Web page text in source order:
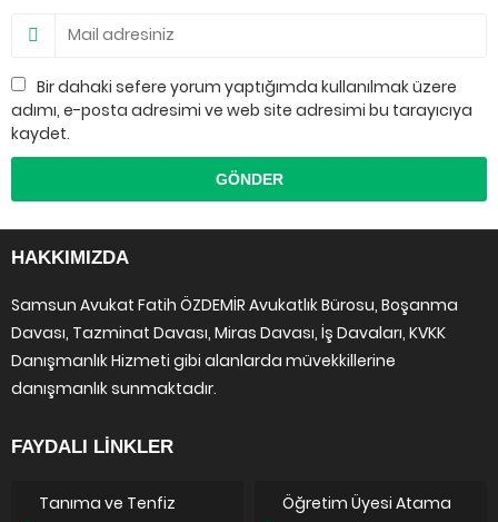
Bir dahaki sefere yorum yaptığımda kullanılmak üzere
adımı, e-posta adresimi ve web site adresimi bu tarayıcıya
kaydet.
HAKKIMIZDA
Samsun Avukat Fatih ÖZDEMİR Avukatlık Bürosu, Boşanma
Davası, Tazminat Davası, Miras Davası, İş Davaları, KVKK
Danışmanlık Hizmeti gibi alanlarda müvekkillerine
danışmanlık sunmaktadır.
FAYDALI LİNKLER
Tanıma ve Tenfiz
Öğretim Üyesi Atama